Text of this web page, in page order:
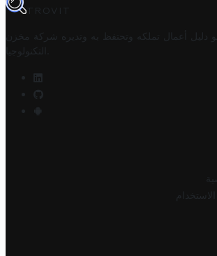
TROVIT
دليل أعمال تملكه وتحتفظ به وتديره
شركة مخزن
التكنولوجيا